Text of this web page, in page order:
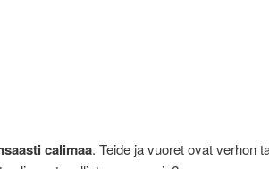
calimaa. Teide ja vuoret ovat verhon